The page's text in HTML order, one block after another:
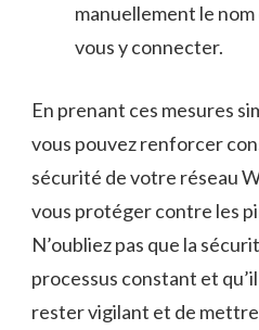
manuellement ​le
vous⁤ y connecter.
En prenant ces‍ mesures⁣
vous pouvez renforcer
sécurité de votre réseau
vous‌ protéger ⁢contre les
N’oubliez pas que la
processus constant et
rester vigilant et⁤ de‍